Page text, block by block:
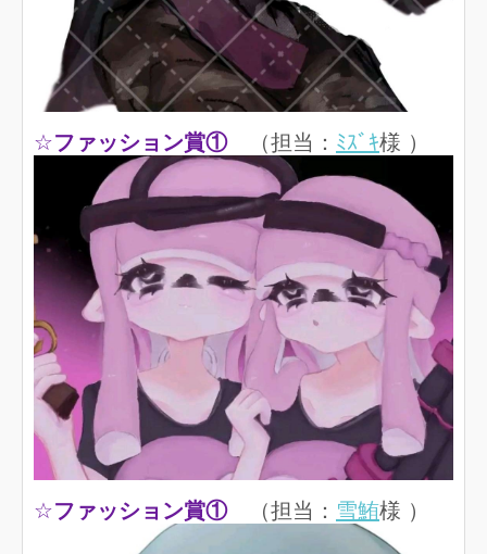
☆ファッション賞①（担当： ﾐｽﾞｷ様 ）
☆ファッション賞①（担当： 雪鮪様 ）